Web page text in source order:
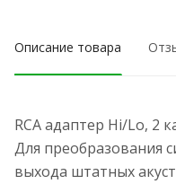
Описание товара
RCA адаптер Hi/Lo, 2
Для преобразования
выхода штатных